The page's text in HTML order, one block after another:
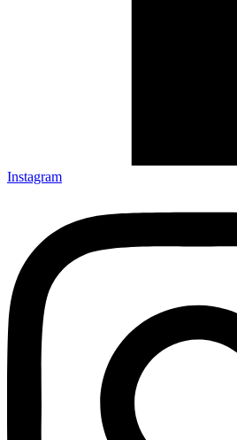
Instagram